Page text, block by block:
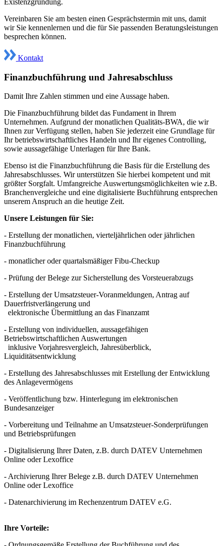
Vereinbaren Sie am besten einen Gesprächstermin mit uns, damit
wir Sie kennenlernen und die für Sie passenden Beratungsleistungen
besprechen können.
Kontakt
Finanzbuchführung und Jahresabschluss
Damit Ihre Zahlen stimmen und eine Aussage haben.
Die Finanzbuchführung bildet das Fundament in Ihrem
Unternehmen. Aufgrund der monatlichen Qualitäts-BWA, die wir
Ihnen zur Verfügung stellen, haben Sie jederzeit eine Grundlage für
Ihr betriebswirtschaftliches Handeln und Ihr eigenes Controlling,
sowie aussagefähige Unterlagen für Ihre Bank.
Ebenso ist die Finanzbuchführung die Basis für die Erstellung des
Jahresabschlusses. Wir unterstützen Sie hierbei kompetent und mit
größter Sorgfalt. Umfangreiche Auswertungsmöglichkeiten wie z.B.
Branchenvergleiche und eine digitalisierte Buchführung entsprechen
unserem Anspruch an die heutige Zeit.
Unsere Leistungen für Sie:
- Erstellung der monatlichen, vierteljährlichen oder jährlichen
Finanzbuchführung
- monatlicher oder quartalsmäßiger Fibu-Checkup
- Prüfung der Belege zur Sicherstellung des Vorsteuerabzugs
- Erstellung der Umsatzsteuer-Voranmeldungen, Antrag auf
Dauerfristverlängerung und
elektronische Übermittlung an das Finanzamt
- Erstellung von individuellen, aussagefähigen
Betriebswirtschaftlichen Auswertungen
inklusive Vorjahresvergleich, Jahresüberblick,
Liquiditätsentwicklung
- Erstellung des Jahresabschlusses mit Erstellung der Entwicklung
des Anlagevermögens
- Veröffentlichung bzw. Hinterlegung im elektronischen
Bundesanzeiger
- Vorbereitung und Teilnahme an Umsatzsteuer-Sonderprüfungen
und Betriebsprüfungen
- Digitalisierung Ihrer Daten, z.B. durch DATEV Unternehmen
Online oder Lexoffice
- Archivierung Ihrer Belege z.B. durch DATEV Unternehmen
Online oder Lexoffice
- Datenarchivierung im Rechenzentrum DATEV e.G.
Ihre Vorteile: